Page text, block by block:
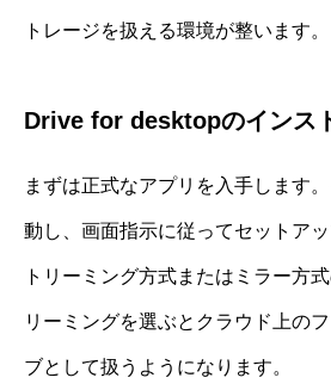
トレージを扱える環境が整います。
Drive for desktopのインス
まずは正式なアプリを入手します
動し、画面指示に従ってセットア
トリーミング方式またはミラー方
リーミングを選ぶとクラウド上の
ブとして扱うようになります。